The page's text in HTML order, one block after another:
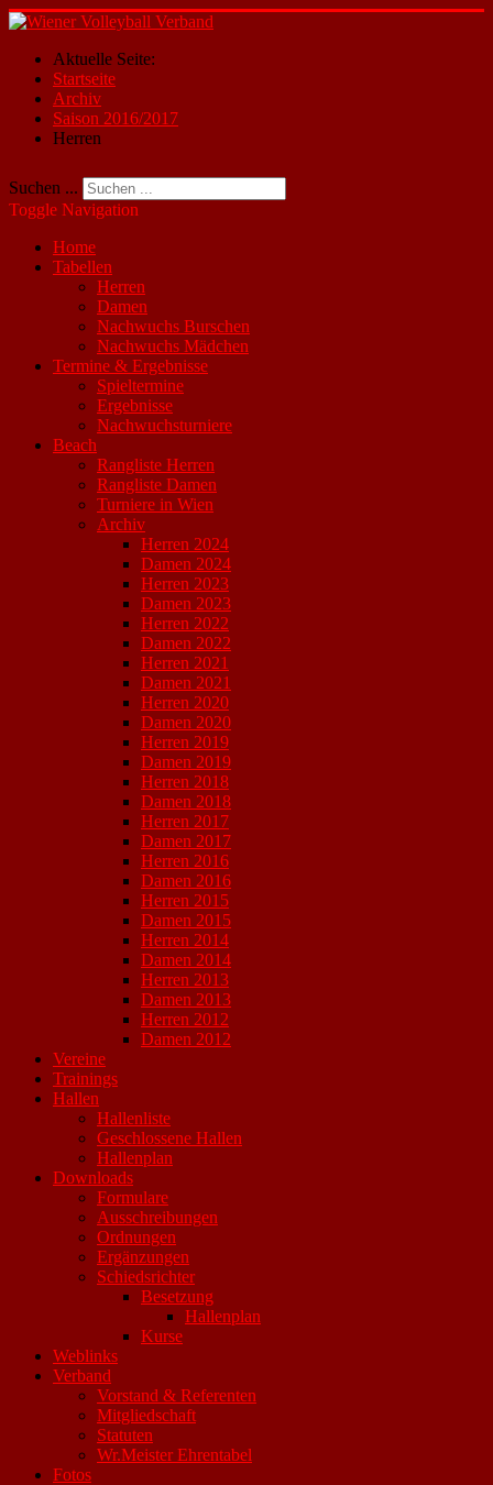
Aktuelle Seite:
Startseite
Archiv
Saison 2016/2017
Herren
Suchen ...
Toggle Navigation
Home
Tabellen
Herren
Damen
Nachwuchs Burschen
Nachwuchs Mädchen
Termine & Ergebnisse
Spieltermine
Ergebnisse
Nachwuchsturniere
Beach
Rangliste Herren
Rangliste Damen
Turniere in Wien
Archiv
Herren 2024
Damen 2024
Herren 2023
Damen 2023
Herren 2022
Damen 2022
Herren 2021
Damen 2021
Herren 2020
Damen 2020
Herren 2019
Damen 2019
Herren 2018
Damen 2018
Herren 2017
Damen 2017
Herren 2016
Damen 2016
Herren 2015
Damen 2015
Herren 2014
Damen 2014
Herren 2013
Damen 2013
Herren 2012
Damen 2012
Vereine
Trainings
Hallen
Hallenliste
Geschlossene Hallen
Hallenplan
Downloads
Formulare
Ausschreibungen
Ordnungen
Ergänzungen
Schiedsrichter
Besetzung
Hallenplan
Kurse
Weblinks
Verband
Vorstand & Referenten
Mitgliedschaft
Statuten
Wr.Meister Ehrentabel
Fotos